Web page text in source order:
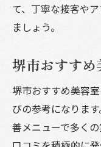
て、丁寧な接客や
ましょう。
堺市おすす
堺市おすすめ美容
びの参考になりま
善メニューで多く